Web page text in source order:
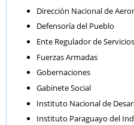
Dirección Nacional de
Defensoría del Pueblo
Ente Regulador de
Fuerzas Armadas
Gobernaciones
Gabinete Social
Instituto Nacional de
Instituto Paraguayo del